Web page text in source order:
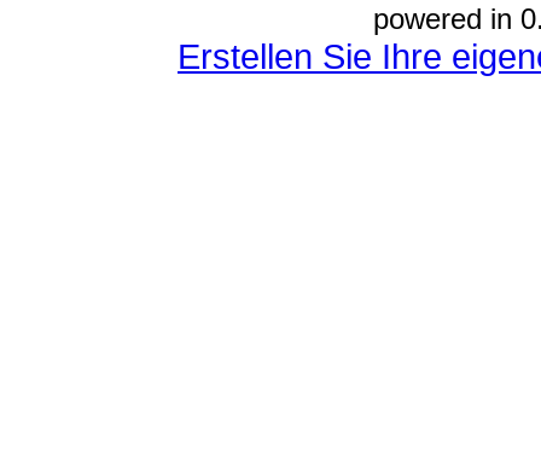
powered in
Erstellen Sie Ihre